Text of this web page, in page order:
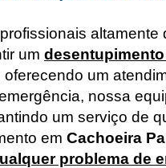
um
um
nossa
um serviço de
em Cachoeira
problema de